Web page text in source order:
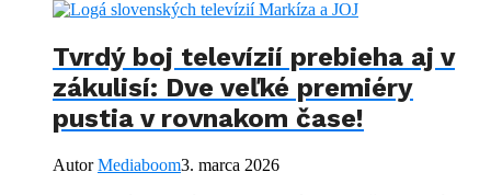
Tvrdý boj televízií prebieha aj v
zákulisí: Dve veľké premiéry
pustia v rovnakom čase!
AutorMediaboom3. marca 2026